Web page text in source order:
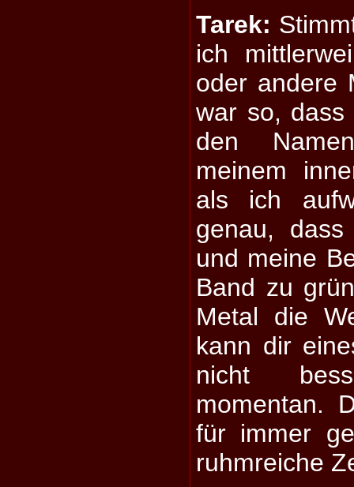
Tarek:
ich
oder andere
war so, dass
den
meinem
als ich
genau,
und meine
Band zu
Metal die
kann dir
nicht
momentan.
für immer
ruhmreiche